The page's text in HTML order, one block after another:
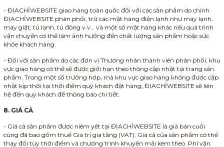
- ĐỊACHỈWEBSITE giao hàng toàn quốc đối với các sản phẩm do chính
ĐỊACHỈWEBSITE phân phối, trừ các mặt hàng điện lạnh như máy lạnh,
máy giặt, tủ lạnh, tủ đông v.v… và một số mặt hàng khác nếu quá trình
vận chuyển có thể làm ảnh hưởng đến chất lượng sản phẩm hoặc sức
khỏe khách hàng.
- Đối với sản phẩm do các đơn vị Thương nhân thành viên phân phối, khu
vực giao hàng có thể sẽ được giới hạn theo thông cập nhật tại trang sản
phẩm. Trong một số trường hợp, mà khu vực giao hàng không được cập
nhật kịp thời tại thời điểm quý khách đặt hàng, ĐỊACHỈWEBSITE sẽ liên
hệ đến quý khách để thông báo chi tiết.
8. GIÁ CẢ
- Giá cả sản phẩm được niêm yết tại ĐỊACHỈWEBSITE là giá bán cuối
cùng đã bao gồm thuế Giá trị gia tăng (VAT). Giá cả của sản phẩm có thể
thay đổi tùy thời điểm và chương trình khuyến mãi kèm theo. Phí vận